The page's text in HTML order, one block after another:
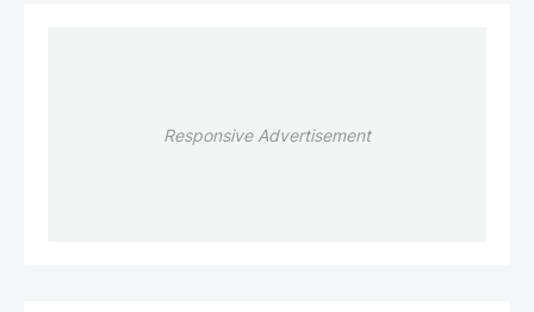
Responsive Advertisement